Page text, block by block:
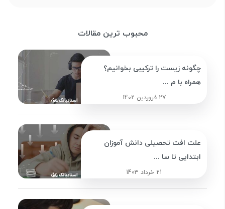
محبوب ترین مقالات
چگونه زیست را ترکیبی بخوانیم؟
همراه با م ...
27 فروردین 1402
علت افت تحصیلی دانش آموزان
ابتدایی تا سا ...
21 خرداد 1403